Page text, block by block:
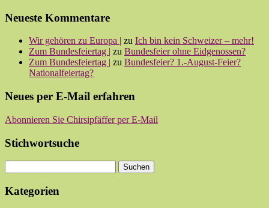
Neueste Kommentare
Wir gehören zu Europa | zu Ich bin kein Schweizer – mehr!
Zum Bundesfeiertag | zu Bundesfeier ohne Eidgenossen?
Zum Bundesfeiertag | zu Bundesfeier? 1.-August-Feier?
Nationalfeiertag?
Neues per E-Mail erfahren
Abonnieren Sie Chirsipfäffer per E-Mail
Stichwortsuche
Kategorien